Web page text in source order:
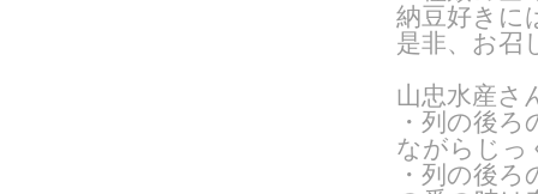
納豆好きに
是非、お召
山忠水産さ
・列の後
ながらじっ
・列の後